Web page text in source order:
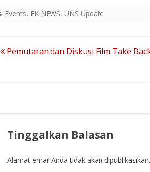
Events, FK NEWS, UNS Update
Navigasi
Pemutaran dan Diskusi Film Take
Tinggalkan Balasan
Alamat email Anda tidak akan dipublikasikan.